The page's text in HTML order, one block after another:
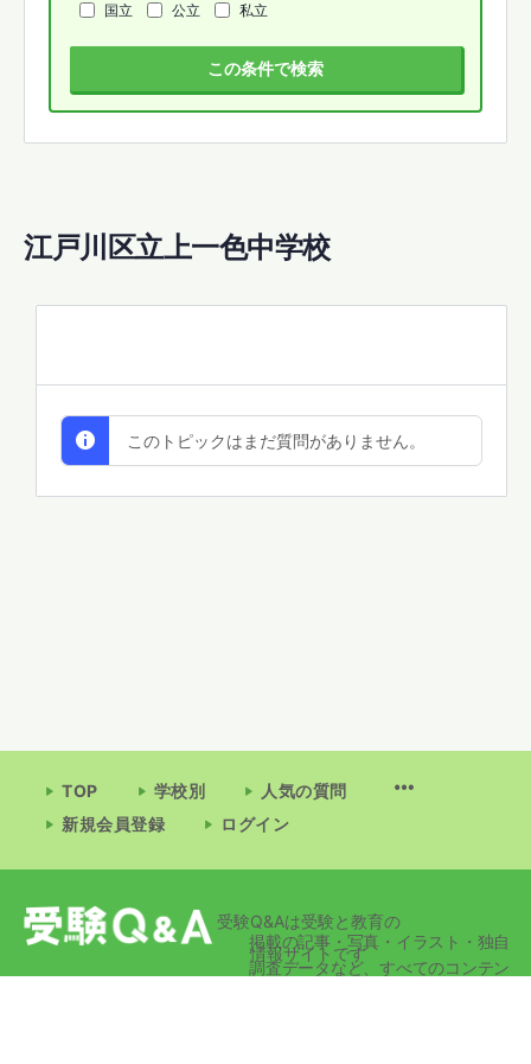
江戸川区立上一色中学校
このトピックはまだ質問がありません。
国立
公立 私立
この条件で検索
TOP 学校別
人気の質問
新規会員登録
ログイン
受験Q&Aは受験と教育の
情報サイトです
掲載の記事・写真・イラスト・独自
調査データなど、すべてのコンテン